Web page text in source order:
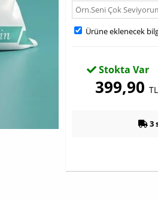
Ürüne eklenecek
Stokta Var
399,90TL
3